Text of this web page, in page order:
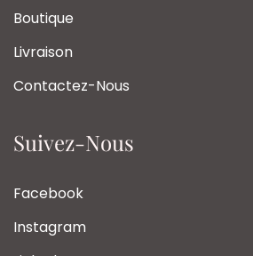
Boutique
Livraison
Contactez-Nous
Suivez-Nous
Facebook
Instagram